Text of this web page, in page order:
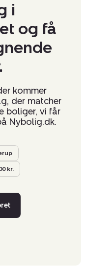
i
og få
kommer
der matcher
boliger, vi får
Nybolig.dk.
kr.